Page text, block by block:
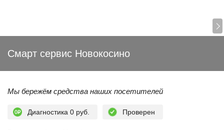
Смарт сервис Новокосино
Мы бережём средства наших посетителей
Диагностика 0 руб. Проверен